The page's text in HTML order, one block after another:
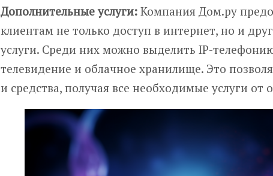
Дополнительные услуги: Компания Дом.ру
клиентам не только доступ в интернет, но и
услуги. Среди них можно выделить IP-
телевидение и облачное хранилище. Это
и средства, получая все необходимые услуги от